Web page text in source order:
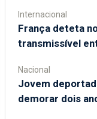
Internacional
França deteta
transmissível
Nacional
Jovem
demorar dois